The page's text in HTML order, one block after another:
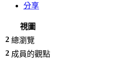
分享
視圖
2 總瀏覽
2 成員的觀點